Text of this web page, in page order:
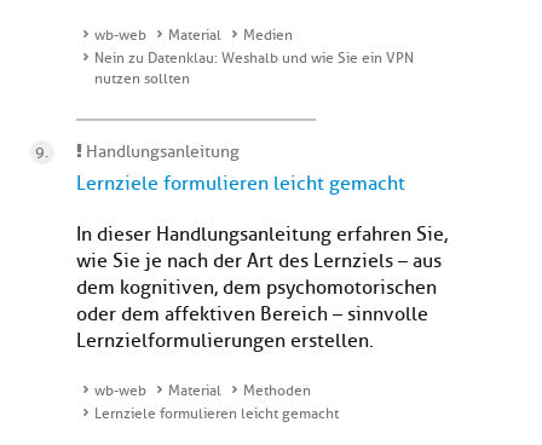
wb-web Material
Medien
Nein zu Datenklau: Weshalb und wie Sie ein VPN
nutzen sollten
Handlungsanleitung
Lernziele formulieren leicht gemacht
In dieser Handlungsanleitung erfahren Sie,
wie Sie je nach der Art des Lernziels – aus
dem kognitiven, dem psychomotorischen
oder dem affektiven Bereich – sinnvolle
Lernzielformulierungen erstellen.
wb-web Material
Methoden
Lernziele formulieren leicht gemacht